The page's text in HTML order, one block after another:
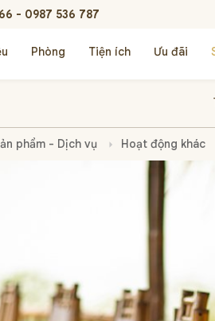
- 0987 536 787
Phòng Tiện ích Ưu đãi
phẩm - Dịch vụ Hoạt động khác